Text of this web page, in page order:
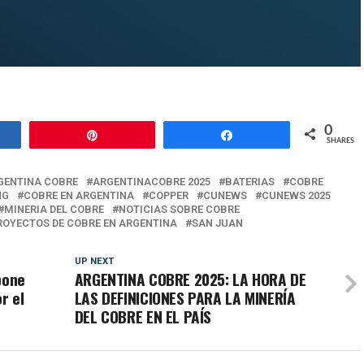
0
SHARES
COBRE ARGENTINACOBRE 2025 BATERIAS
COBRE
COBRE EN ARGENTINA COPPER CUNEWS
CUNEWS 2025
MINERIA DEL COBRE
NOTICIAS SOBRE COBRE
DE COBRE EN ARGENTINA
SAN JUAN
UP NEXT
ARGENTINA COBRE 2025: LA HORA DE
LAS DEFINICIONES PARA LA MINERÍA
DEL COBRE EN EL PAÍS
el